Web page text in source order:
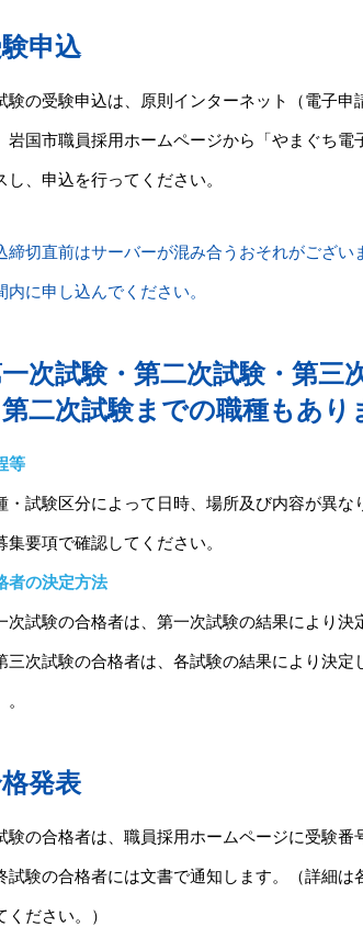
申込
験の受験申込は、原則インターネット（電子申
岩国市職員採用ホームページから「やまぐち電
し、申込を行ってください。
締切直前はサーバーが混み合うおそれがござい
内に申し込んでください。
次試験・第二次試験・第三
第二次試験までの職種もあり
等
・試験区分によって日時、場所及び内容が異な
集要項で確認してください。
者の決定方法
次試験の合格者は、第一次試験の結果により決
三次試験の合格者は、各試験の結果により決定
発表
験の合格者は、職員採用ホームページに受験番
試験の合格者には文書で通知します。（詳細は
ください。）